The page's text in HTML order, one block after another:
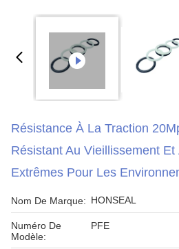
Résistance À La Traction
Résistant Au Vieillissement
Extrêmes Pour Les
Nom De Marque: HONSEAL
Numéro De
Modèle:
PFE